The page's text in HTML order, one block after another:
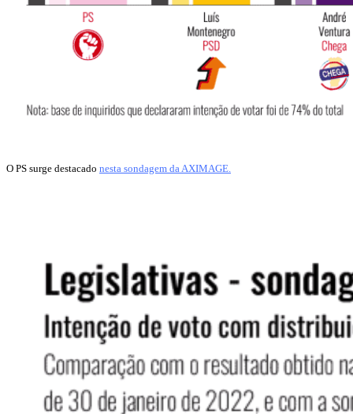
O PS surge destacado nesta sondagem da AXIMAGE.